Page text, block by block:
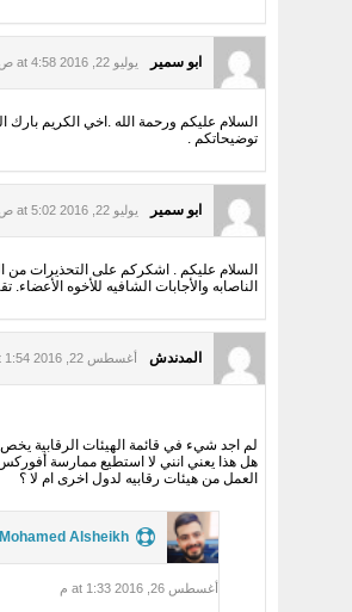
ابو سمير يوليو 22, 2016 at 4:58 ص
السلام عليكم ورحمة الله .اخي الكريم بارك
توضيحاتكم .
ابو سمير يوليو 22, 2016 at 5:02 ص
السلام عليكم . اشكركم على التحذيرات من
الناصابه والأجابات الشافيه للأخوه الأعضاء.
المدندش أغسطس 22, 2016 at 1:54 ص
لم اجد شيء في قائمة الهيئات الرقابية يخص
هل هذا يعني انني لا استطيع ممارسة
العمل من هيئات رقابيه لدول اخرى ام لا ؟
Mohamed Alsheikh
أغسطس 26, 2016 at 1:33 م